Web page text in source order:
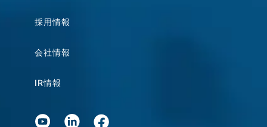
採用情報
会社情報
IR情報